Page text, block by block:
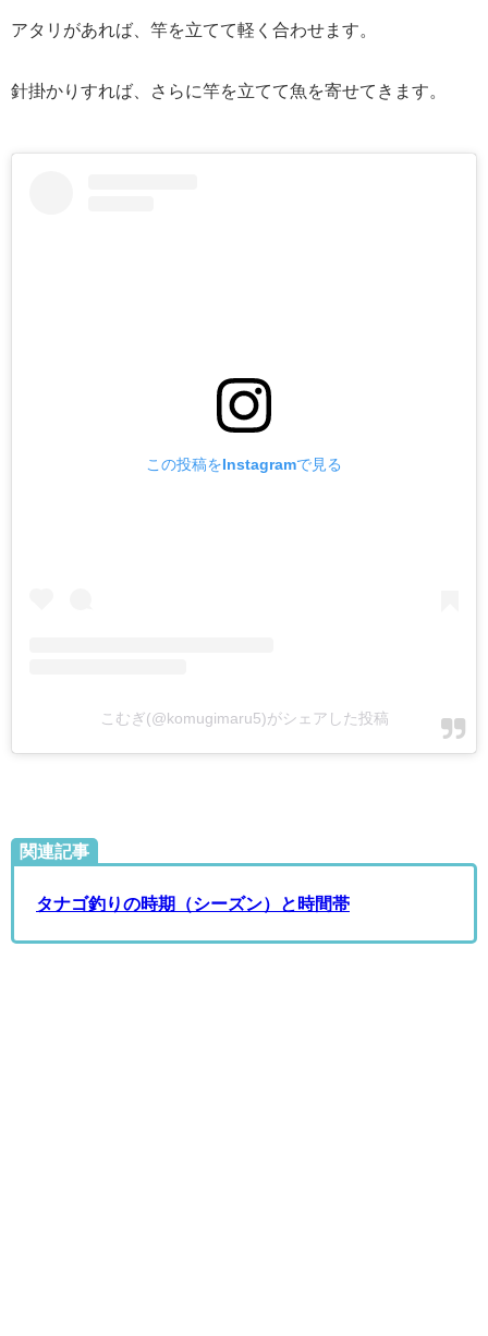
アタリがあれば、竿を立てて軽く合わせます。
針掛かりすれば、さらに竿を立てて魚を寄せてきます。
この投稿をInstagramで見る
こむぎ(@komugimaru5)がシェアした投稿
関連記事
タナゴ釣りの時期（シーズン）と時間帯